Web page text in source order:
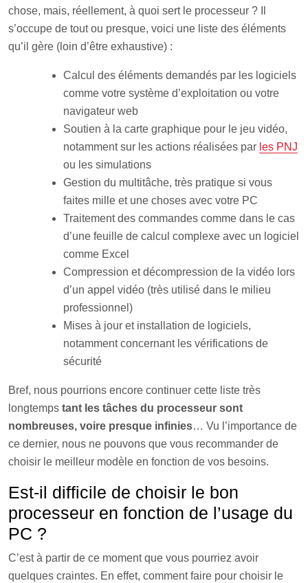
chose, mais, réellement, à quoi sert le processeur ? Il
s’occupe de tout ou presque, voici une liste des éléments
qu’il gère (loin d’être exhaustive) :
Calcul des éléments demandés par les logiciels
comme votre système d’exploitation ou votre
navigateur web
Soutien à la carte graphique pour le jeu vidéo,
notamment sur les actions réalisées par les PNJ
ou les simulations
Gestion du multitâche, très pratique si vous
faites mille et une choses avec votre PC
Traitement des commandes comme dans le cas
d’une feuille de calcul complexe avec un logiciel
comme Excel
Compression et décompression de la vidéo lors
d’un appel vidéo (très utilisé dans le milieu
professionnel)
Mises à jour et installation de logiciels,
notamment concernant les vérifications de
sécurité
Bref, nous pourrions encore continuer cette liste très
longtemps tant les tâches du processeur sont
nombreuses, voire presque infinies… Vu l’importance de
ce dernier, nous ne pouvons que vous recommander de
choisir le meilleur modèle en fonction de vos besoins.
Est-il difficile de choisir le bon
processeur en fonction de l’usage du
PC ?
C’est à partir de ce moment que vous pourriez avoir
quelques craintes. En effet, comment faire pour choisir le